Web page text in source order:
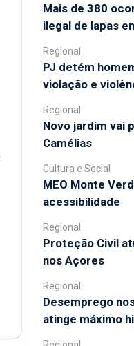
Mais de 380
ilegal de lapas
Regional
PJ detém
violação e
Regional
Novo jardim vai
Camélias
Cultura e Social
MEO Monte
acessibilidade
Regional
Proteção Civil
nos Açores
Regional
Desemprego
atinge máximo